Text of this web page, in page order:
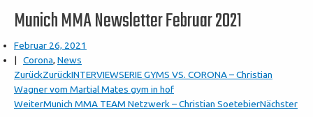
Munich MMA Newsletter Februar 2021
Februar 26, 2021
|
Corona, News
ZurückZurückINTERVIEWSERIE GYMS VS. CORONA – Christian
Wagner vom Martial Mates gym in hof
WeiterMunich MMA TEAM Netzwerk – Christian SoetebierNächster